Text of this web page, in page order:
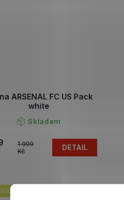
ARSENAL FC US Pack
white
Skladem
1 999
Kč
DETAIL